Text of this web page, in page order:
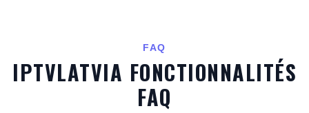
FAQ
IPTVLATVIA FONCTIONNALITÉS
FAQ